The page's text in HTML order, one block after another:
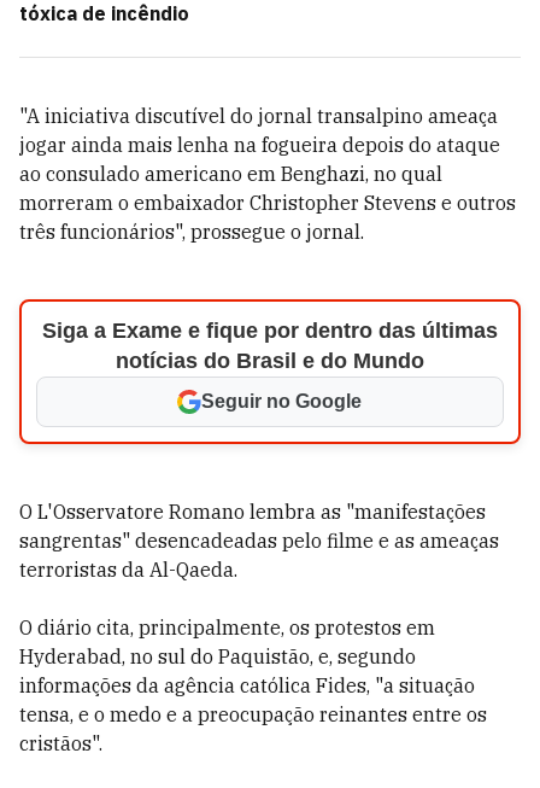
tóxica de incêndio
"A iniciativa discutível do jornal transalpino ameaça
jogar ainda mais lenha na fogueira depois do ataque
ao consulado americano em Benghazi, no qual
morreram o embaixador Christopher Stevens e outros
três funcionários", prossegue o jornal.
Siga a Exame e fique por dentro das últimas
notícias do Brasil e do Mundo
Seguir no Google
O L'Osservatore Romano lembra as "manifestações
sangrentas" desencadeadas pelo filme e as ameaças
terroristas da Al-Qaeda.
O diário cita, principalmente, os protestos em
Hyderabad, no sul do Paquistão, e, segundo
informações da agência católica Fides, "a situação
tensa, e o medo e a preocupação reinantes entre os
cristãos".